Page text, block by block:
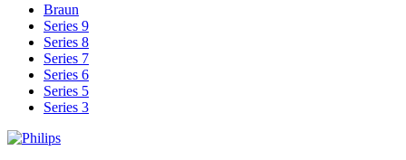
Braun
Series 9
Series 8
Series 7
Series 6
Series 5
Series 3